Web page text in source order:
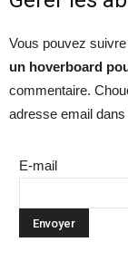
Vous pouvez
un hoverboard
commentaire.
adresse email
E-mail